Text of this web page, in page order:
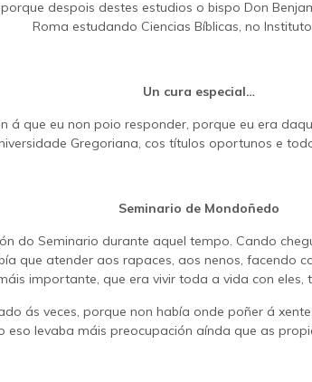
despois destes estudios o bispo Don
Roma estudando Ciencias Bíblicas, no
Un cura especial…
á que eu non poio responder, porque eu era
Gregoriana, cos títulos oportunos e
Seminario de Mondoñedo
do Seminario durante aquel tempo. Cando
que atender aos rapaces, aos nenos, facendo
importante, que era vivir toda a vida con
ás veces, porque non había onde poñer á
eso levaba máis preocupación aínda que as